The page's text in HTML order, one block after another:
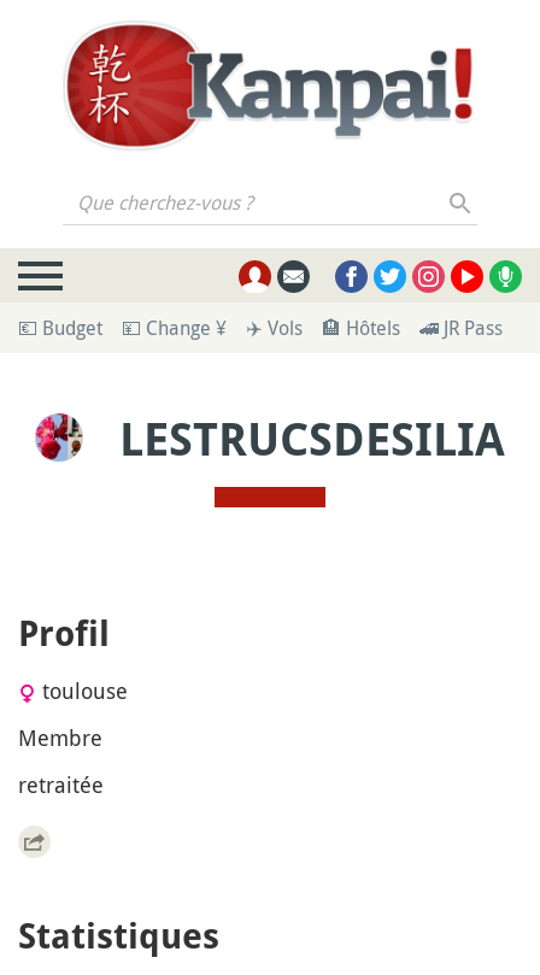
Que cherchez-vous ?
💶 Budget 💴 Change ¥ ✈️ Vols 🏨 Hôtels 🚄 JR Pass
LESTRUCSDESILIA
Profil
toulouse
Membre
retraitée
Statistiques